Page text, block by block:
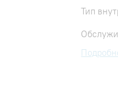
Тип